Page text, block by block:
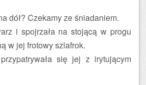
dół? Czekamy ze śniadaniem.
i spojrzała na stojącą w progu
w jej frotowy szlafrok.
się jej z irytującym